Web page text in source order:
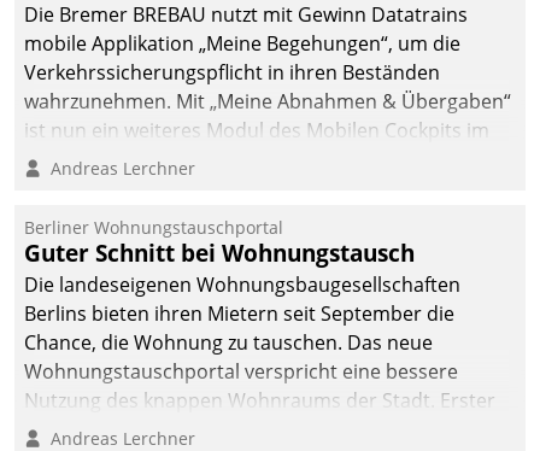
Die Bremer BREBAU nutzt mit Gewinn Datatrains
mobile Applikation „Meine Begehungen“, um die
Verkehrssicherungspflicht in ihren Beständen
wahrzunehmen. Mit „Meine Abnahmen & Übergaben“
ist nun ein weiteres Modul des Mobilen Cockpits im
Einsatz.
Andreas Lerchner
Berliner Wohnungstauschportal
Guter Schnitt bei Wohnungstausch
Die landeseigenen Wohnungsbaugesellschaften
Berlins bieten ihren Mietern seit September die
Chance, die Wohnung zu tauschen. Das neue
Wohnungstauschportal verspricht eine bessere
Nutzung des knappen Wohnraums der Stadt. Erster
Anwendungsfall für Datatrains Lösung API-Hub mit
Andreas Lerchner